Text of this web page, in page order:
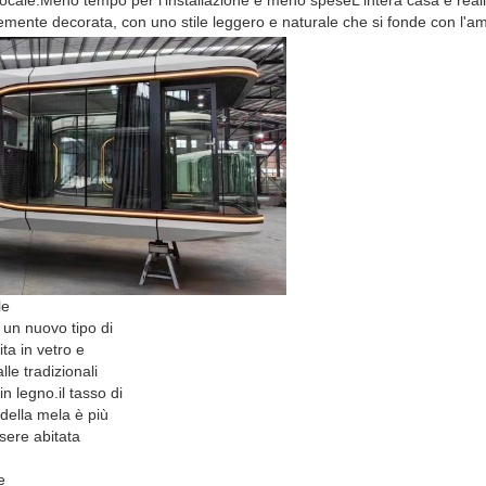
INVIA
decorata, con uno stile leggero e naturale che si fonde con
nuovo tipo di
in vetro e
tradizionali
legno.il tasso di
mela è più
abitata